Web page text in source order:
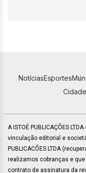
NotíciasEsportes
A ISTOÉ PUBLICAÇÕES
vinculação editorial e
PUBLICACÕES LTDA
realizamos cobranças e
contrato de assinatura da